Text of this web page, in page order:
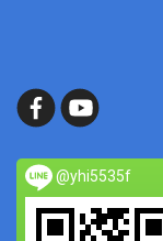
@yhi5535f